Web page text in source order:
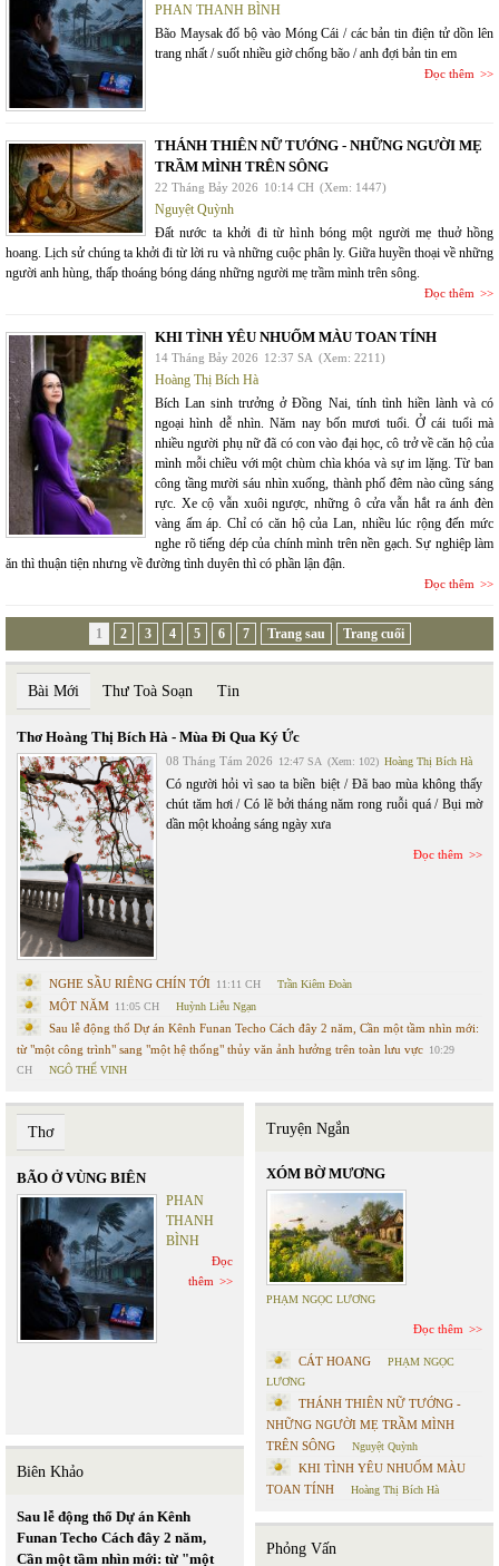
PHAN THANH BÌNH
Bão Maysak đổ bộ vào Móng Cái / các bản tin điện tử dồn lên
trang nhất / suốt nhiều giờ chống bão / anh đợi bản tin em
Đọc thêm
THÁNH THIÊN NỮ TƯỚNG - NHỮNG NGƯỜI MẸ
TRẦM MÌNH TRÊN SÔNG
22 Tháng Bảy 2026 10:14 CH (Xem: 1447)
Nguyệt Quỳnh
Đất nước ta khởi đi từ hình bóng một người mẹ thuở hồng
hoang. Lịch sử chúng ta khởi đi từ lời ru và những cuộc phân ly. Giữa huyền thoại về những
người anh hùng, thấp thoáng bóng dáng những người mẹ trầm mình trên sông.
Đọc thêm
KHI TÌNH YÊU NHUỐM MÀU TOAN TÍNH
14 Tháng Bảy 2026 12:37 SA (Xem: 2211)
Hoàng Thị Bích Hà
Bích Lan sinh trưởng ở Đồng Nai, tính tình hiền lành và có
ngoại hình dễ nhìn. Năm nay bốn mươi tuổi. Ở cái tuổi mà
nhiều người phụ nữ đã có con vào đại học, cô trở về căn hộ của
mình mỗi chiều với một chùm chìa khóa và sự im lặng. Từ ban
công tầng mười sáu nhìn xuống, thành phố đêm nào cũng sáng
rực. Xe cộ vẫn xuôi ngược, những ô cửa vẫn hắt ra ánh đèn
vàng ấm áp. Chỉ có căn hộ của Lan, nhiều lúc rộng đến mức
nghe rõ tiếng dép của chính mình trên nền gạch. Sự nghiệp làm
ăn thì thuận tiện nhưng về đường tình duyên thì có phần lận đận.
Đọc thêm
1 2 3 4 5 6 7 Trang sau Trang cuối
Bài Mới Thư Toà Soạn Tin
Thơ Hoàng Thị Bích Hà - Mùa Đi Qua Ký Ức
08 Tháng Tám 2026 12:47 SA (Xem: 102) Hoàng Thị Bích Hà
Có người hỏi vì sao ta biền biệt / Đã bao mùa không thấy
chút tăm hơi / Có lẽ bởi tháng năm rong ruỗi quá / Bụi mờ
dần một khoảng sáng ngày xưa
Đọc thêm
NGHE SẦU RIÊNG CHÍN TỚI 11:11 CH Trần Kiêm Đoàn
MỘT NĂM 11:05 CH Huỳnh Liễu Ngạn
Sau lễ động thổ Dự án Kênh Funan Techo Cách đây 2 năm, Cần một tầm nhìn mới:
từ "một công trình" sang "một hệ thống" thủy văn ảnh hưởng trên toàn lưu vực 10:29
CH
NGÔ THẾ VINH
Thơ
BÃO Ở VÙNG BIÊN
PHAN
THANH
BÌNH
Đọc
thêm
Biên Khảo
Sau lễ động thổ Dự án Kênh
Funan Techo Cách đây 2 năm,
Cần một tầm nhìn mới: từ "một
Truyện Ngắn
XÓM BỜ MƯƠNG
PHẠM NGỌC LƯƠNG
Đọc thêm
CÁT HOANG
PHẠM NGỌC
LƯƠNG
THÁNH THIÊN NỮ TƯỚNG -
NHỮNG NGƯỜI MẸ TRẦM MÌNH
TRÊN SÔNG
Nguyệt Quỳnh
KHI TÌNH YÊU NHUỐM MÀU
TOAN TÍNH
Hoàng Thị Bích Hà
Phỏng Vấn